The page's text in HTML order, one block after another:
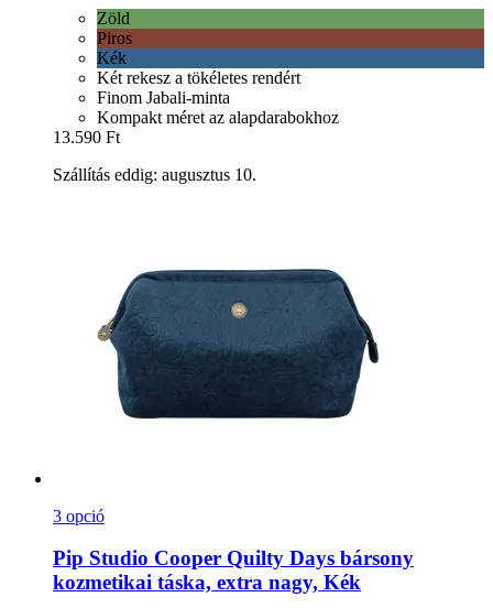
Zöld
Piros
Kék
Két rekesz a tökéletes rendért
Finom Jabali-minta
Kompakt méret az alapdarabokhoz
13.590 Ft
Szállítás eddig: augusztus 10.
3 opció
Pip Studio Cooper Quilty Days bársony
kozmetikai táska, extra nagy, Kék